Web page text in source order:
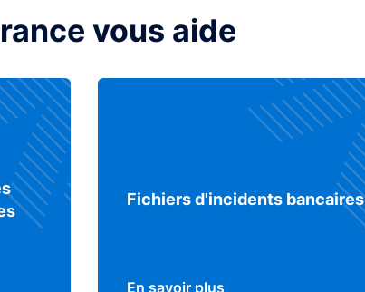
vous aide
Fichiers d'incidents bancaires
En savoir plus